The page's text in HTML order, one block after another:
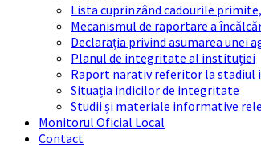
Lista cuprinzând cadourile
Mecanismul de raportare a
Declarația privind asumarea unei
Planul de integritate al instituției
Raport narativ referitor la stadiul
Situația indicilor de integritate
Studii și materiale informative
Monitorul Oficial Local
Contact